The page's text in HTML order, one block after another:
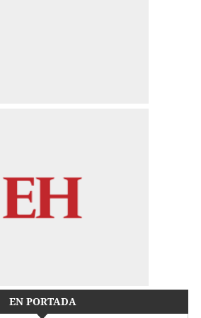
EN PORTADA